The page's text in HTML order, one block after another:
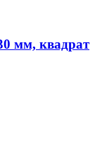
мм, квадрат